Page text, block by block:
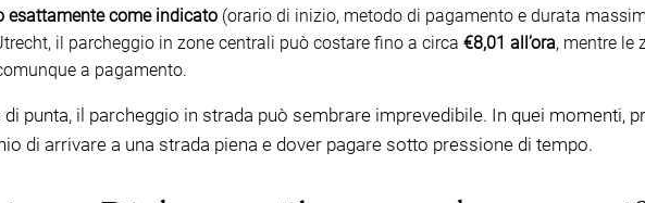
esattamente come indicato (orario di inizio, metodo di pagamento e durata
il parcheggio in zone centrali può costare fino a circa €8,01 all’ora, mentre le
a pagamento.
punta, il parcheggio in strada può sembrare imprevedibile. In quei momenti,
di arrivare a una strada piena e dover pagare sotto pressione di tempo.